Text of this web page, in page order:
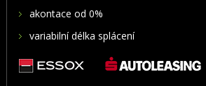
akontace od 0%
variabilní délka splácení